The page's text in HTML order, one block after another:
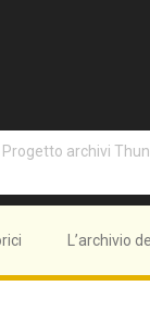
Progetto archivi Thun
L’archivio